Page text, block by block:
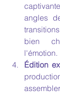
angles
bien
l'émotion.
Édition